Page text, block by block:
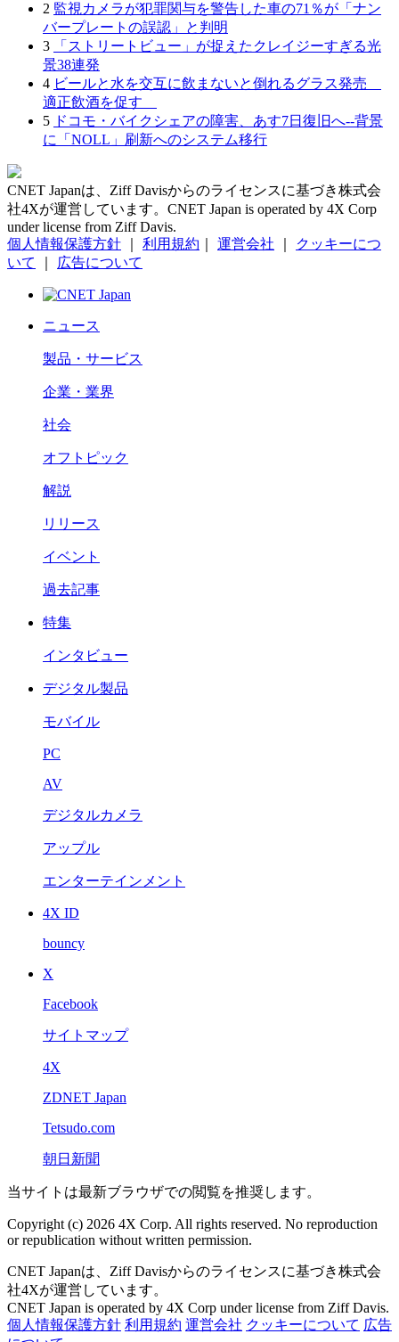
2 監視カメラが犯罪関与を警告した車の71％が「ナン
バープレートの誤認」と判明
3
「ストリートビュー」が捉えたクレイジーすぎる光
景38連発
4 ビールと水を交互に飲まないと倒れるグラス発売
適正飲酒を促す
5 ドコモ・バイクシェアの障害、あす7日復旧へ--背景
に「NOLL」刷新へのシステム移行
CNET Japanは、Ziff Davisからのライセンスに基づき株式会
社4Xが運営しています。CNET Japan is operated by 4X Corp
under license from Ziff Davis.
個人情報保護方針
利用規約 運営会社
クッキーにつ
いて
広告について
ニュース
製品・サービス
企業・業界
社会
オフトピック
解説
リリース
イベント
過去記事
特集
インタビュー
デジタル製品
モバイル
PC
AV
デジタルカメラ
アップル
エンターテインメント
4X ID
bouncy
X
Facebook
サイトマップ
4X
ZDNET Japan
Tetsudo.com
朝日新聞
当サイトは最新ブラウザでの閲覧を推奨します。
Copyright (c) 2026 4X Corp. All rights reserved. No reproduction
or republication without written permission.
CNET Japanは、Ziff Davisからのライセンスに基づき株式会
社4Xが運営しています。
CNET Japan is operated by 4X Corp under license from Ziff Davis.
個人情報保護方針 利用規約 運営会社 クッキーについて 広告